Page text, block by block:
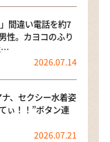
間違い電話を約7
性。カヨコのふり
…
2026.07.14
、セクシー水着姿
ぃ！！”ボタン連
2026.07.21